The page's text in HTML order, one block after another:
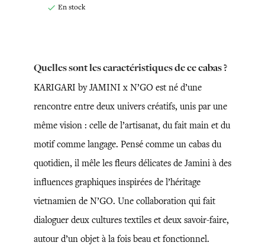
 En stock
Quelles sont les caractéristiques de ce cabas ?
KARIGARI by JAMINI x N’GO est né d’une
rencontre entre deux univers créatifs, unis par une
même vision : celle de l’artisanat, du fait main et du
motif comme langage. Pensé comme un cabas du
quotidien, il mêle les fleurs délicates de Jamini à des
influences graphiques inspirées de l’héritage
vietnamien de N’GO. Une collaboration qui fait
dialoguer deux cultures textiles et deux savoir-faire,
autour d’un objet à la fois beau et fonctionnel.